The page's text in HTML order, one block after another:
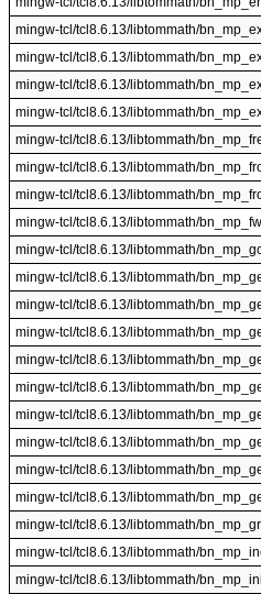
mingw-tcl/tcl8.6.13/libtommath/
mingw-tcl/tcl8.6.13/libtommath/
mingw-tcl/tcl8.6.13/libtommath/
mingw-tcl/tcl8.6.13/libtommath/
mingw-tcl/tcl8.6.13/libtommath/
mingw-tcl/tcl8.6.13/libtommath/
mingw-tcl/tcl8.6.13/libtommath/
mingw-tcl/tcl8.6.13/libtommath/
mingw-tcl/tcl8.6.13/libtommath/
mingw-tcl/tcl8.6.13/libtommath/
mingw-tcl/tcl8.6.13/libtommath/
mingw-tcl/tcl8.6.13/libtommath/
mingw-tcl/tcl8.6.13/libtommath/
mingw-tcl/tcl8.6.13/libtommath/
mingw-tcl/tcl8.6.13/libtommath/
mingw-tcl/tcl8.6.13/libtommath/
mingw-tcl/tcl8.6.13/libtommath/
mingw-tcl/tcl8.6.13/libtommath/
mingw-tcl/tcl8.6.13/libtommath/
mingw-tcl/tcl8.6.13/libtommath/
mingw-tcl/tcl8.6.13/libtommath/